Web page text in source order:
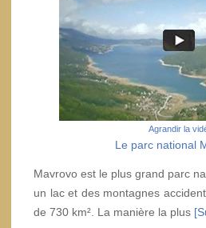
Agrandir la
Le parc national
Mavrovo est le plus grand parc
un lac et des montagnes
de 730 km². La manière la plus